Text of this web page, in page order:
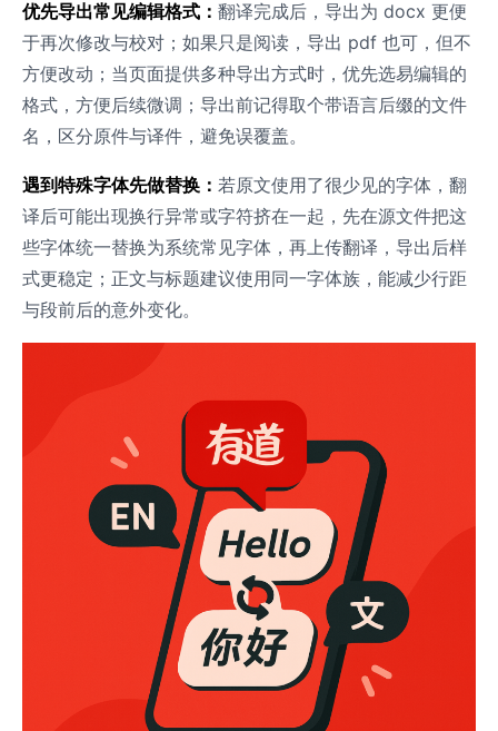
优先导出常见编辑格式： 翻译完成后，导出为 docx 更便
于再次修改与校对；如果只是阅读，导出 pdf 也可，但不
方便改动；当页面提供多种导出方式时，优先选易编辑的
格式，方便后续微调；导出前记得取个带语言后缀的文件
名，区分原件与译件，避免误覆盖。
遇到特殊字体先做替换： 若原文使用了很少见的字体，翻
译后可能出现换行异常或字符挤在一起，先在源文件把这
些字体统一替换为系统常见字体，再上传翻译，导出后样
式更稳定；正文与标题建议使用同一字体族，能减少行距
与段前后的意外变化。